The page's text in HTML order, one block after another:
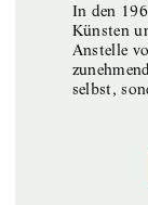
In den
Künsten
Anstelle
selbst,